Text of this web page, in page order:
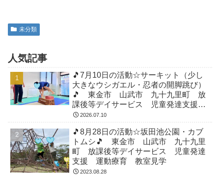
未分類
人気記事
🎵7月10日の活動☆サーキット（少し
大きなウシガエル・忍者の開脚跳び）
🎵 東金市 山武市 九十九里町 放
課後等デイサービス 児童発達支援
運動療育 教室見学
2026.07.10
🎵8月28日の活動☆坂田池公園・カブ
トムシ🎵 東金市 山武市 九十九里
町 放課後等デイサービス 児童発達
支援 運動療育 教室見学
2023.08.28